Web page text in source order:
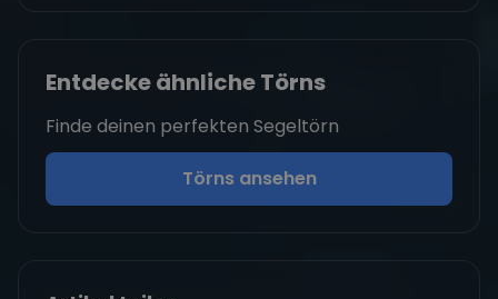
Entdecke ähnliche Törns
Finde deinen perfekten Segeltörn
Törns ansehen